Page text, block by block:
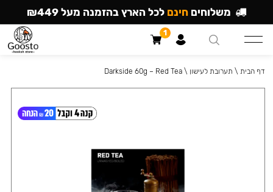
דף הבית \ תערובת לעישון \
Darkside 60g – Red Tea
משלוחים חינם לכל הארץ בהזמנה מעל ₪449
1